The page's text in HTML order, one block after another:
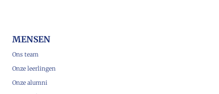
MENSEN
Ons team
Onze leerlingen
Onze alumni